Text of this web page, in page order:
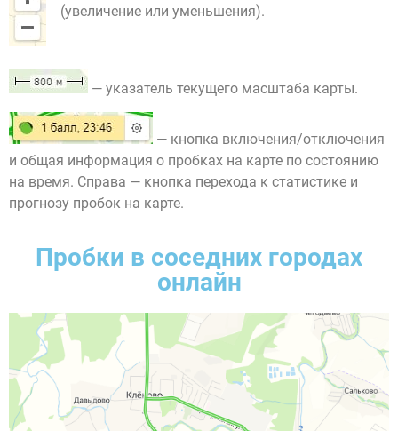
(увеличение или уменьшения).
— указатель текущего масштаба карты.
— кнопка включения/отключения
и общая информация о пробках на карте по состоянию
на время. Справа — кнопка перехода к статистике и
прогнозу пробок на карте.
Пробки в соседних городах
онлайн